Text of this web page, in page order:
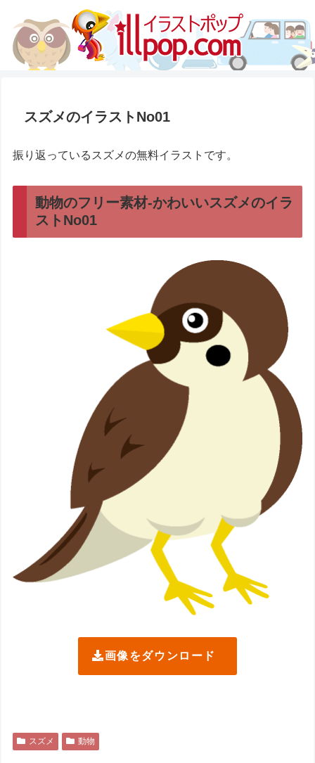
スズメのイラストNo01
振り返っているスズメの無料イラストです。
動物のフリー素材-かわいいスズメのイラ
ストNo01
画像をダウンロード
スズメ 動物